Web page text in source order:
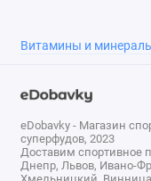
Витамины и
eDobavky - Магазин
суперфудов, 2023
Доставим спортивное
Днепр, Львов, Ивано-